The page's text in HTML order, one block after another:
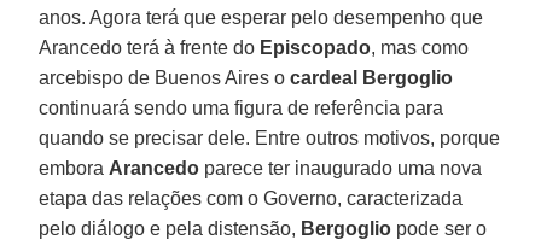
anos. Agora terá que esperar pelo desempenho que
Arancedo terá à frente do Episcopado, mas como
arcebispo de Buenos Aires ocardeal Bergoglio
continuará sendo uma figura de referência para
quando se precisar dele. Entre outros motivos, porque
embora Arancedo parece ter inaugurado uma nova
etapa das relações com o Governo, caracterizada
pelo diálogo e pela distensão, Bergoglio pode ser o